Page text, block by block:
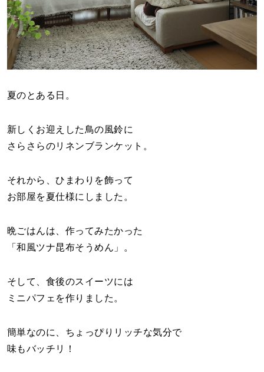
夏のとある日。
新しくお迎えした鳥の風鈴に
さらさらのリネンブランケット。
それから、ひまわりを飾って
お部屋を夏仕様にしました。
晩ごはんは、作ってみたかった
「和風ツナ昆布そうめん」。
そして、食後のスイーツには
ミニパフェを作りました。
簡単なのに、ちょっぴりリッチな気分で
味もバッチリ！